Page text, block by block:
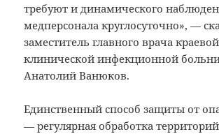
требуют и динамического
медперсонала круглосуточно», —
заместитель главного врача краевой
клинической инфекционной
Анатолий Ванюков.
Единственный способ защиты от
— регулярная обработка